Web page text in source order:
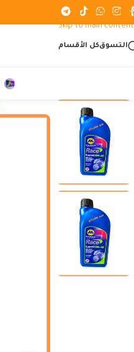
Skip to navigation
Skip to main content
التسوقكل الأقسام